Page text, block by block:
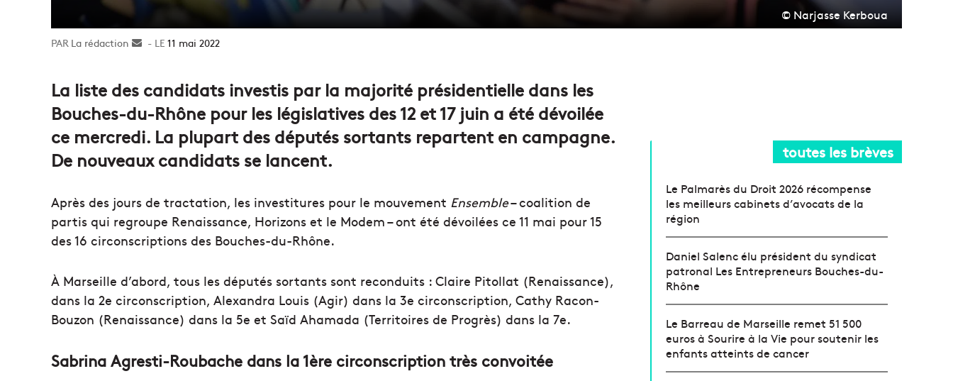
© Narjasse Kerboua
La rédaction
Envoyer11 mai 2022
La liste des candidats investis par la majorité présidentielle dans les
Bouches-du-Rhône pour les législatives des 12 et 17 juin a été dévoilée
ce mercredi. La plupart des députés sortants repartent en campagne.
De nouveaux candidats se lancent.
Après des jours de tractation, les investitures pour le mouvement Ensemble– coalition de
partis qui regroupe Renaissance, Horizons et le Modem – ont été dévoilées ce 11 mai pour 15
des 16 circonscriptions des Bouches-du-Rhône.
À Marseille d’abord, tous les députés sortants sont reconduits : Claire Pitollat (Renaissance),
dans la 2e circonscription, Alexandra Louis (Agir) dans la 3e circonscription, Cathy Racon-
Bouzon (Renaissance) dans la 5e et Saïd Ahamada (Territoires de Progrès) dans la 7e.
Sabrina Agresti-Roubache dans la 1ère circonscription très convoitée
toutes les brèves
Le Palmarès du Droit 2026 récompense
les meilleurs cabinets d’avocats de la
région
Daniel Salenc élu président du syndicat
patronal Les Entrepreneurs Bouches-du-
Rhône
Le Barreau de Marseille remet 51 500
euros à Sourire à la Vie pour soutenir les
enfants atteints de cancer